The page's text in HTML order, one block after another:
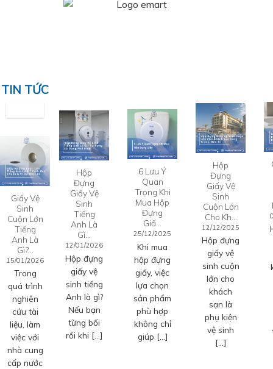
TIN TỨC
Giấy Vệ
Sinh
Cuộn Lớn
Tiếng
Anh Là
Gì?…
15/01/2026
Trong
quá trình
nghiên
cứu tài
liệu, làm
việc với
nhà cung
cấp nước
Hộp
Đựng
Giấy Vệ
Sinh
Tiếng
Anh Là
Gì…
12/01/2026
Hộp đựng
giấy vệ
sinh tiếng
Anh là gì?
Nếu bạn
từng bối
rối khi […]
6 Lưu Ý
Quan
Trọng Khi
Mua Hộp
Đựng
Giấ…
25/12/2025
Khi mua
hộp đựng
giấy, việc
lựa chọn
sản phẩm
phù hợp
không chỉ
giúp […]
Hộp
Đựng
Giấy Vệ
Sinh
Cuộn Lớn
Cho Kh…
12/12/2025
Hộp đựng
giấy vệ
sinh cuộn
lớn cho
khách
sạn là
phụ kiện
vệ sinh
[…]